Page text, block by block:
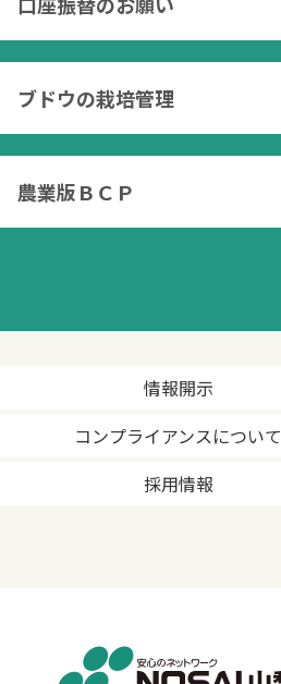
ブドウの栽培管理
農業版ＢＣＰ
情報開示
コンプライアンスについて
採用情報